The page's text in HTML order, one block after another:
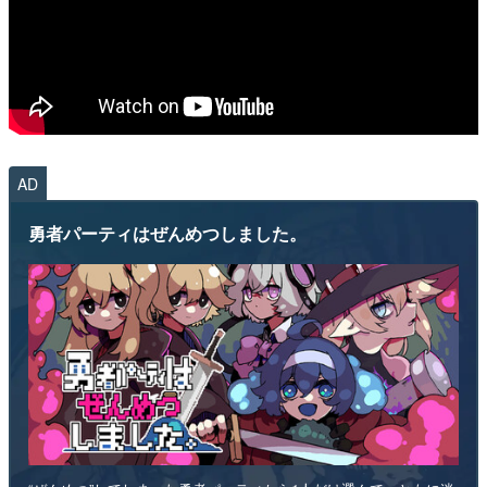
AD
勇者パーティはぜんめつしました。